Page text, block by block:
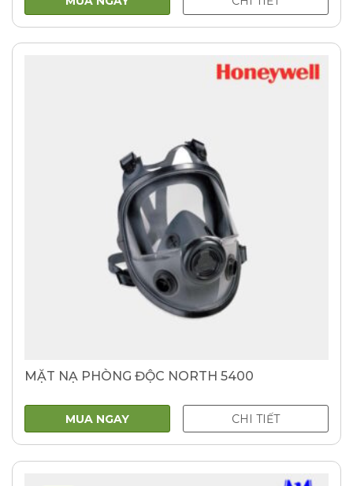
MẶT NẠ PHÒNG ĐỘC NORTH 5400
MUA NGAY CHI TIẾT